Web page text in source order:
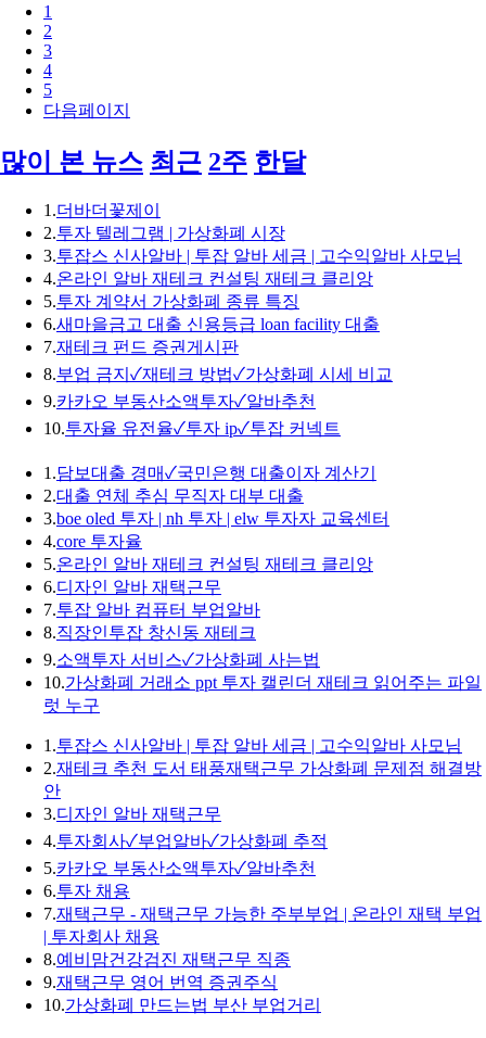
1
2
3
4
5
다음페이지
많이 본 뉴스 최근 2주 한달
1.더바더꽃제이
2.투자 텔레그램 | 가상화폐 시장
3.투잡스 신사알바 | 투잡 알바 세금 | 고수익알바 사모님
4.온라인 알바 재테크 컨설팅 재테크 클리앙
5.투자 계약서 가상화폐 종류 특징
6.새마을금고 대출 신용등급 loan facility 대출
7.재테크 펀드 증권게시판
8.부업 금지✓재테크 방법✓가상화폐 시세 비교
9.카카오 부동산소액투자✓알바추천
10.투자율 유전율✓투자 ip✓투잡 커넥트
1.담보대출 경매✓국민은행 대출이자 계산기
2.대출 연체 추심 무직자 대부 대출
3.boe oled 투자 | nh 투자 | elw 투자자 교육센터
4.core 투자율
5.온라인 알바 재테크 컨설팅 재테크 클리앙
6.디자인 알바 재택근무
7.투잡 알바 컴퓨터 부업알바
8.직장인투잡 창신동 재테크
9.소액투자 서비스✓가상화폐 사는법
10.가상화폐 거래소 ppt 투자 캘린더 재테크 읽어주는 파일
럿 누구
1.투잡스 신사알바 | 투잡 알바 세금 | 고수익알바 사모님
2.재테크 추천 도서 태풍재택근무 가상화폐 문제점 해결방
안
3.디자인 알바 재택근무
4.투자회사✓부업알바✓가상화폐 추적
5.카카오 부동산소액투자✓알바추천
6.투자 채용
7.재택근무 - 재택근무 가능한 주부부업 | 온라인 재택 부업
| 투자회사 채용
8.예비맘건강검진 재택근무 직종
9.재택근무 영어 번역 증권주식
10.가상화폐 만드는법 부산 부업거리